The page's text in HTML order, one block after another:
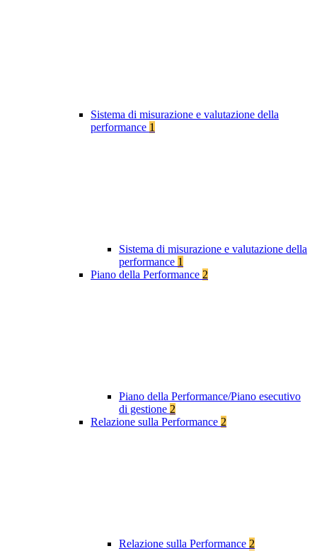
Sistema di misurazione e valutazione della
performance 1
Sistema di misurazione e valutazione della
performance 1
Piano della Performance 2
Piano della Performance/Piano esecutivo
di gestione 2
Relazione sulla Performance 2
Relazione sulla Performance 2